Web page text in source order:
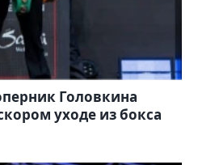
Головкина
уходе из бокса